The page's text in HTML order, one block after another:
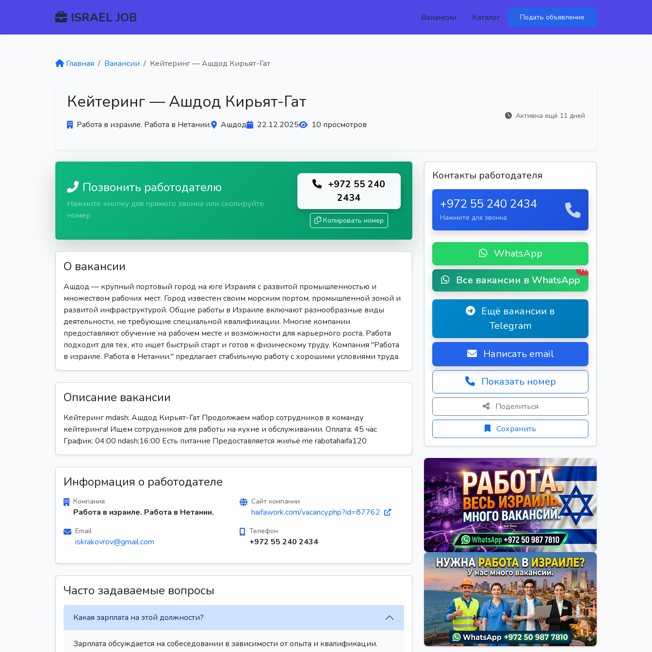
ISRAEL JOB Вакансии Каталог Подать объявление
Главная Вакансии Кейтеринг — Ашдод Кирьят-Гат
Кейтеринг — Ашдод Кирьят-Гат
Работа в израиле. Работа в Нетании. Ашдод 22.12.2025 10 просмотров
Активна ещё 11 дней
Позвонить работодателю
Нажмите кнопку для прямого звонка или скопируйте
номер
+972 55 240
2434
Копировать номер
О вакансии
Ашдод — крупный портовый город на юге Израиля с развитой промышленностью и
множеством рабочих мест. Город известен своим морским портом, промышленной зоной и
развитой инфраструктурой. Общие работы в Израиле включают разнообразные виды
деятельности, не требующие специальной квалификации. Многие компании
предоставляют обучение на рабочем месте и возможности для карьерного роста. Работа
подходит для тех, кто ищет быстрый старт и готов к физическому труду. Компания "Работа
в израиле. Работа в Нетании." предлагает стабильную работу с хорошими условиями труда.
Описание вакансии
Кейтеринг mdash; Ашдод Кирьят-Гат Продолжаем набор сотрудников в команду
кейтеринга! Ищем сотрудников для работы на кухне и обслуживании. Оплата: 45 час
График: 04:00 ndash;16:00 Есть питание Предоставляется жильё me rabotahaifa120
Информация о работодателе
Компания
Работа в израиле. Работа в Нетании.
Сайт компании
haifawork.com/vacancy.php?id=87762
Email
iskrakovrov@gmail.com
Телефон
+972 55 240 2434
Часто задаваемые вопросы
Какая зарплата на этой должности?
Зарплата обсуждается на собеседовании в зависимости от опыта и квалификации.
Контакты работодателя
+972 55 240 2434
Нажмите для звонка
WhatsApp
Все вакансии в WhatsApp
New
Ещё вакансии в
Telegram
Написать email
Показать номер
Поделиться
Сохранить